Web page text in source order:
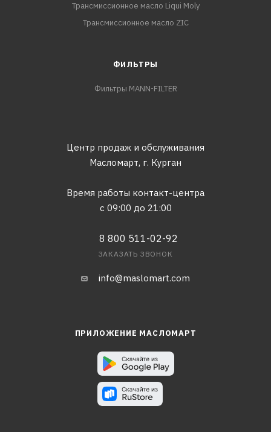
Трансмиссионное масло Liqui Moly
Трансмиссионное масло ZIC
ФИЛЬТРЫ
Фильтры MANN-FILTER
Центр продаж и обслуживания
Масломарт, г. Курган
Время работы контакт-центра
с 09:00 до 21:00
8 800 511-02-92
ЗАКАЗАТЬ ЗВОНОК
info@maslomart.com
ПРИЛОЖЕНИЕ МАСЛОМАРТ